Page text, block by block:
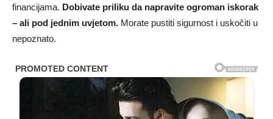
financijama. Dobivate priliku da napravite ogroman iskorak
– ali pod jednim uvjetom. Morate pustiti sigurnost i uskočiti u
nepoznato.